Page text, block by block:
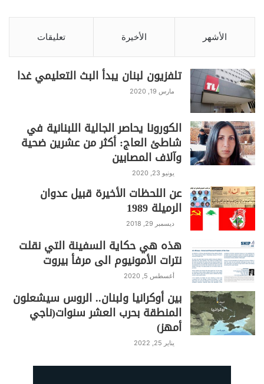
من المؤكد أن ما عبر عنه شمس الدين بصفته إعلاميا هو
من اختصاص محكمة المطبوعات، حتى ولو كان انتقادا
لجهاز أمني بقضية مدنية صرف!
F
a
c
b
o
o
k
T
w
itt
W
h
at
A
p
T
el
e
gr
a
m
Pr
in
t
C
o
p
Li
S
h
الأشهر الأخيرة تعليقات
تلفزيون لبنان يبدأ البث التعليمي غدا
مارس 19, 2020
الكورونا يحاصر الجالية اللبنانية في
شاطئ العاج: أكثر من عشرين ضحية
وآلاف المصابين
يونيو 23, 2020
عن اللحظات الأخيرة قبيل عدوان
الرميلة 1989
ديسمبر 29, 2018
هذه هي حكاية السفينة التي نقلت
نترات الأمونيوم الى مرفأ بيروت
أغسطس 5, 2020
بين أوكرانيا ولبنان.. الروس سيشعلون
المنطقة بحرب العشر سنوات(ناجي
أمهز)
يناير 25, 2022